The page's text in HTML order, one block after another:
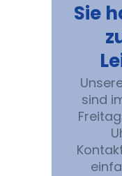
Sie
sind